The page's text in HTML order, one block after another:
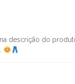
descrição do